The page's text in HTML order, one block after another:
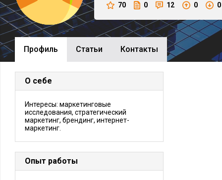
70 0 12 0 0
Профиль Cтатьи Контакты
О себе
Интересы: маркетинговые
исследования, стратегический
маркетинг, брендинг, интернет-
маркетинг.
Опыт работы